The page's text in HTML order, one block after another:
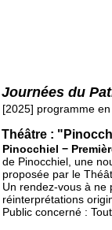
Journées du
[2025] programme
Théâtre :
Pinocchiel −
de Pinocchiel, une
proposée par le
Un rendez-vous à ne
réinterprétations
Public concerné :